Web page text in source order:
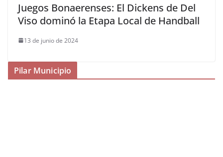
Juegos Bonaerenses: El Dickens de Del
Viso dominó la Etapa Local de Handball
13 de junio de 2024
Pilar Municipio